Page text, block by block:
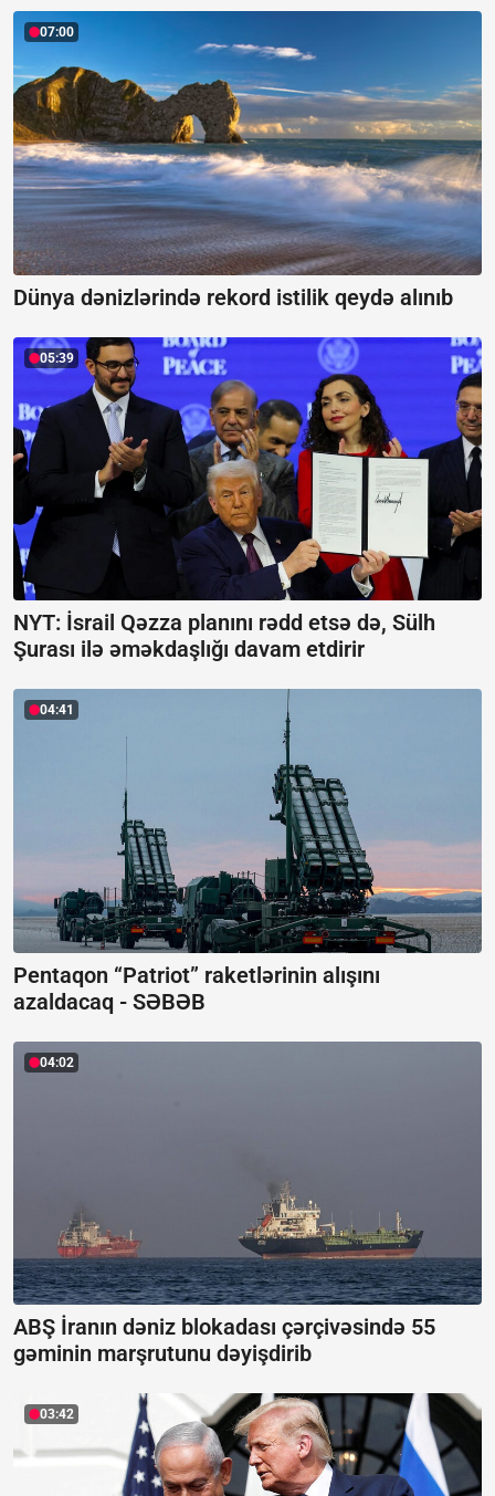
07:00
Dünya dənizlərində rekord istilik qeydə alınıb
05:39
NYT: İsrail Qəzza planını rədd etsə də, Sülh
Şurası ilə əməkdaşlığı davam etdirir
04:41
Pentaqon “Patriot” raketlərinin alışını
azaldacaq - SƏBƏB
04:02
ABŞ İranın dəniz blokadası çərçivəsində 55
gəminin marşrutunu dəyişdirib
03:42